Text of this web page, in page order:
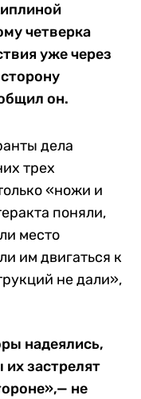
четверка
уже через
он.
дела
трех
«ножи и
поняли,
место
им двигаться к
не дали»,
надеялись,
их застрелят
не